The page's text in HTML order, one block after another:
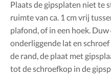
Plaats de gipsplaten niet te
ruimte van ca. 1 cm vrij
plafond, of in een hoek.
onderliggende lat en
de rand, de plaat met
tot de schroefkop in de